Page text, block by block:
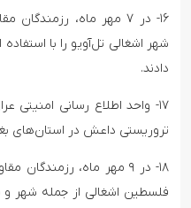
۱۶- در ۷ مهر ماه،
شهر اشغالی تل‌آویو را با
دادند.
تروریستی داعش در استان‌های
۱۸- در ۹ مهر ماه،
فلسطین اشغالی از جمله شهر و